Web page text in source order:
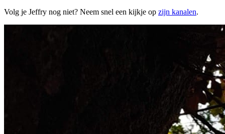
Volg je Jeffry nog niet? Neem snel een kijkje op zijn kanalen.